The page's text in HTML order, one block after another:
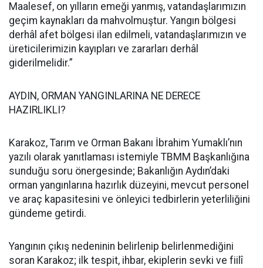
Maalesef, on yılların emeği yanmış, vatandaşlarımızın
geçim kaynakları da mahvolmuştur. Yangın bölgesi
derhâl afet bölgesi ilan edilmeli, vatandaşlarımızın ve
üreticilerimizin kayıpları ve zararları derhâl
giderilmelidir.”
AYDIN, ORMAN YANGINLARINA NE DERECE
HAZIRLIKLI?
Karakoz, Tarım ve Orman Bakanı İbrahim Yumaklı’nın
yazılı olarak yanıtlaması istemiyle TBMM Başkanlığına
sunduğu soru önergesinde; Bakanlığın Aydın’daki
orman yangınlarına hazırlık düzeyini, mevcut personel
ve araç kapasitesini ve önleyici tedbirlerin yeterliliğini
gündeme getirdi.
Yangının çıkış nedeninin belirlenip belirlenmediğini
soran Karakoz; ilk tespit, ihbar, ekiplerin sevki ve fiilî